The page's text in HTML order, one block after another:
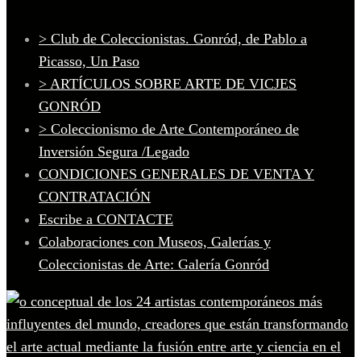
> Club de Coleccionistas. Gonród, de Pablo a
Picasso, Un Paso
> ARTÍCULOS SOBRE ARTE DE VICJES
GONRÓD
> Coleccionismo de Arte Contemporáneo de
Inversión Segura /Legado
CONDICIONES GENERALES DE VENTA Y
CONTRATACIÓN
Escribe a CONTACTE
Colaboraciones con Museos, Galerías y
Coleccionistas de Arte: Galería Gonród